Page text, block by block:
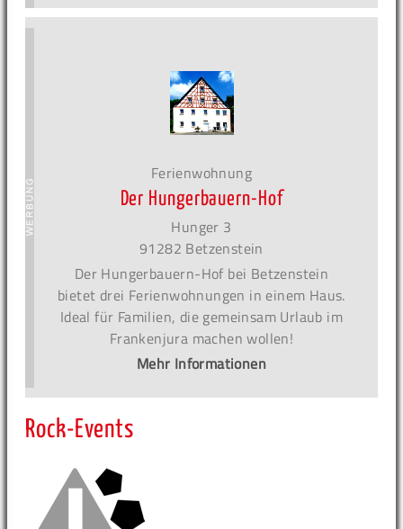
Ferienwohnung
Der Hungerbauern-Hof
Hunger 3
91282 Betzenstein
Der Hungerbauern-Hof bei Betzenstein
bietet drei Ferienwohnungen in einem Haus.
Ideal für Familien, die gemeinsam Urlaub im
Frankenjura machen wollen!
Mehr Informationen
Rock-Events